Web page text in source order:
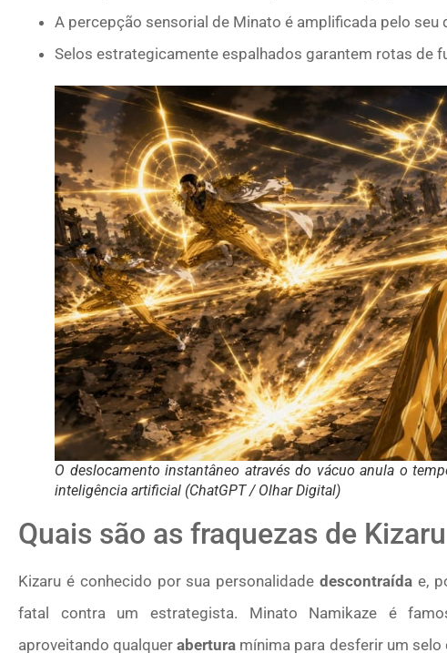
A percepção sensorial de Minato é amplificada pelo
Selos estrategicamente espalhados garantem rotas de
O deslocamento instantâneo através do vácuo anula o
inteligência artificial (ChatGPT / Olhar Digital)
Quais são as fraquezas de
Kizaru é conhecido por sua personalidadedescontraída e,
fatal contra um estrategista. Minato Namikaze é
aproveitando qualquerabertura mínima para desferir um selo